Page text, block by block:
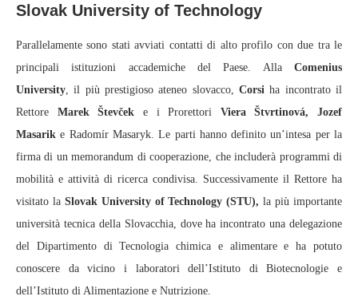
Slovak University of Technology
Parallelamente sono stati avviati contatti di alto profilo con due tra le
principali istituzioni accademiche del Paese. Alla Comenius
University , il più prestigioso ateneo slovacco, Corsi ha incontrato il
Rettore Marek Števček e i Prorettori Viera Štvrtinová, Jozef
Masarik e Radomír Masaryk. Le parti hanno definito un’intesa per la
firma di un memorandum di cooperazione, che includerà programmi di
mobilità e attività di ricerca condivisa. Successivamente il Rettore ha
visitato la Slovak University of Technology (STU), la più importante
università tecnica della Slovacchia, dove ha incontrato una delegazione
del Dipartimento di Tecnologia chimica e alimentare e ha potuto
conoscere da vicino i laboratori dell’Istituto di Biotecnologie e
dell’Istituto di Alimentazione e Nutrizione.